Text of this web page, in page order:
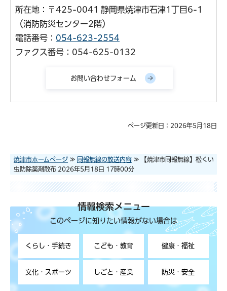
所在地：〒425-0041 静岡県焼津市石津1丁目6-1
（消防防災センター2階）
電話番号： 054-623-2554
ファクス番号：054-625-0132
ページ更新日：2026年5月18日
焼津市ホームページ ≫ 同報無線の放送内容 ≫ 【焼津市同報無線】松くい
虫防除薬剤散布 2026年5月18日 17時00分
情報検索メニュー
このページに知りたい情報がない場合は
くらし・手続き こども・教育 健康・福祉
文化・スポーツ しごと・産業 防災・安全